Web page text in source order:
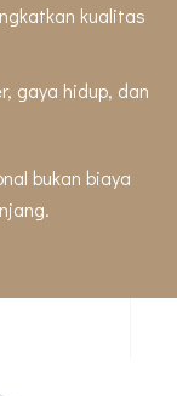
kualitas
gaya hidup, dan
bukan biaya